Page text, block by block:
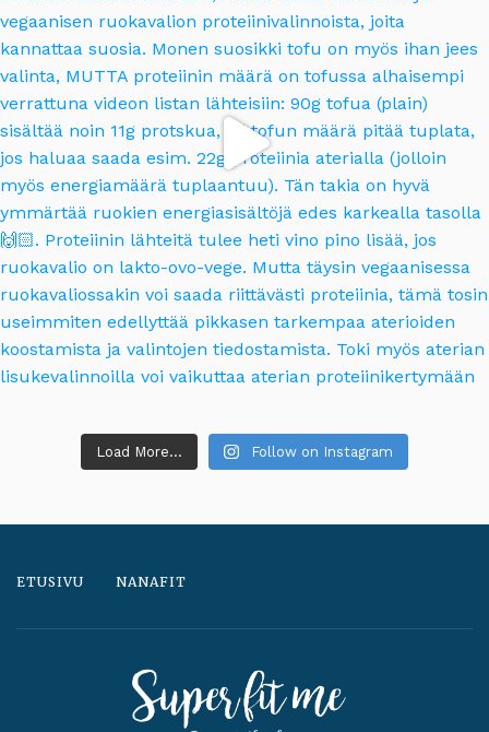
Load More... Follow on Instagram
ETUSIVU NANAFIT